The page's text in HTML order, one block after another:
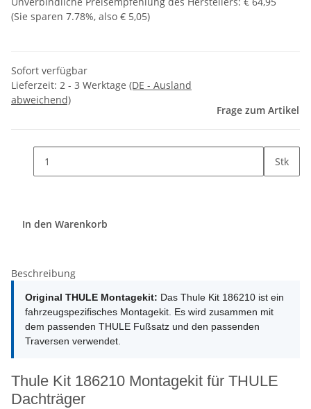
(Sie sparen 7.78%, also € 5,05)
Sofort verfügbar
Lieferzeit: 2 - 3 Werktage (DE - Ausland
abweichend)
Frage zum Artikel
Stk
In den Warenkorb
Beschreibung
Original THULE Montagekit: Das Thule Kit 186210 ist ein
fahrzeugspezifisches Montagekit. Es wird zusammen mit
dem passenden THULE Fußsatz und den passenden
Traversen verwendet.
Thule Kit 186210 Montagekit für THULE
Dachträger